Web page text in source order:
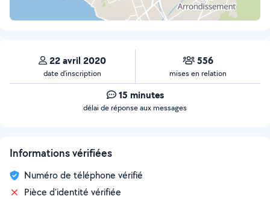
22 avril 2020
date d’inscription
556
mises en relation
15 minutes
délai de réponse aux messages
Informations vérifiées
Numéro de téléphone vérifié
Pièce d'identité vérifiée